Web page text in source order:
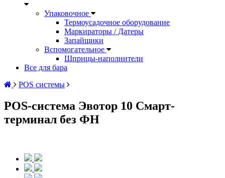
Упаковочное
Термоусадочное оборудование
Маркираторы / Датеры
Запайщики
Вспомогательное
Шприцы-наполнители
Все для бара
POS системы
POS-система Эвотор 10 Смарт-
терминал без ФН